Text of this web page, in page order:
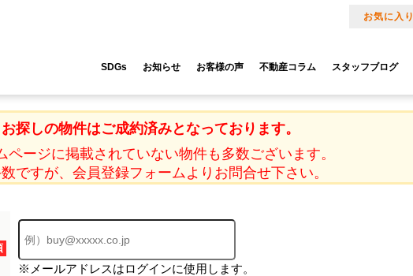
お気に入り
SDGs お知らせ お客様の声 不動産コラム スタッフブログ
お探しの物件はご成約済みとなっております。
ページに掲載されていない物件も多数ございます。
ですが、会員登録フォームよりお問合せ下さい。
※メールアドレスはログインに使用します。